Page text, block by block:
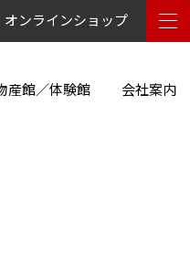
産館／体験館 会社案内
オンラインショップ